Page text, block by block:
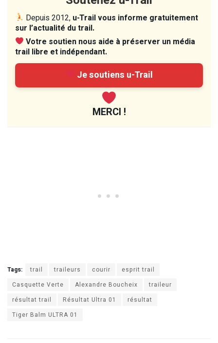
Depuis 2012, u-Trail vous informe gratuitement
sur l’actualité du trail.
Votre soutien nous aide à préserver un média
trail libre et indépendant.
Je soutiens u-Trail
MERCI !
Tags: trail traileurs courir
esprit trail
Casquette Verte
Alexandre Boucheix
traileur
résultat trail
Résultat Ultra 01
résultat
Tiger Balm ULTRA 01